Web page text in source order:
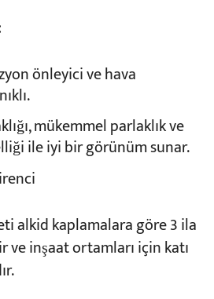
önleyici ve hava
mükemmel parlaklık ve
ile iyi bir görünüm sunar.
alkid kaplamalara göre 3 ila
ve inşaat ortamları için katı